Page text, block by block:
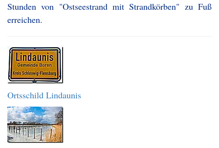
Stunden von "Ostseestrand mit Strandkörben" zu Fuß
erreichen.
Ortsschild Lindaunis